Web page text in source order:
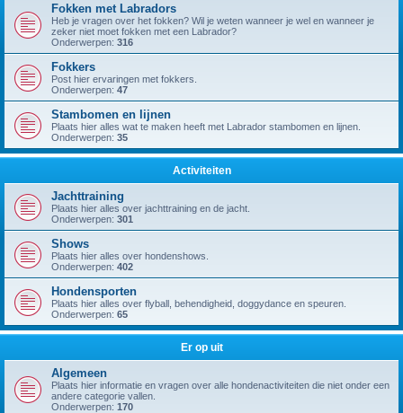
Fokken met Labradors
Heb je vragen over het fokken? Wil je weten wanneer je wel en wanneer je
zeker niet moet fokken met een Labrador?
Onderwerpen: 316
Fokkers
Post hier ervaringen met fokkers.
Onderwerpen: 47
Stambomen en lijnen
Plaats hier alles wat te maken heeft met Labrador stambomen en lijnen.
Onderwerpen: 35
Activiteiten
Jachttraining
Plaats hier alles over jachttraining en de jacht.
Onderwerpen: 301
Shows
Plaats hier alles over hondenshows.
Onderwerpen: 402
Hondensporten
Plaats hier alles over flyball, behendigheid, doggydance en speuren.
Onderwerpen: 65
Er op uit
Algemeen
Plaats hier informatie en vragen over alle hondenactiviteiten die niet onder een
andere categorie vallen.
Onderwerpen: 170